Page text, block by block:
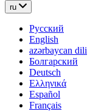
ru
Русский
English
azərbaycan dili
Болгарский
Deutsch
Ελληνικά
Español
Français